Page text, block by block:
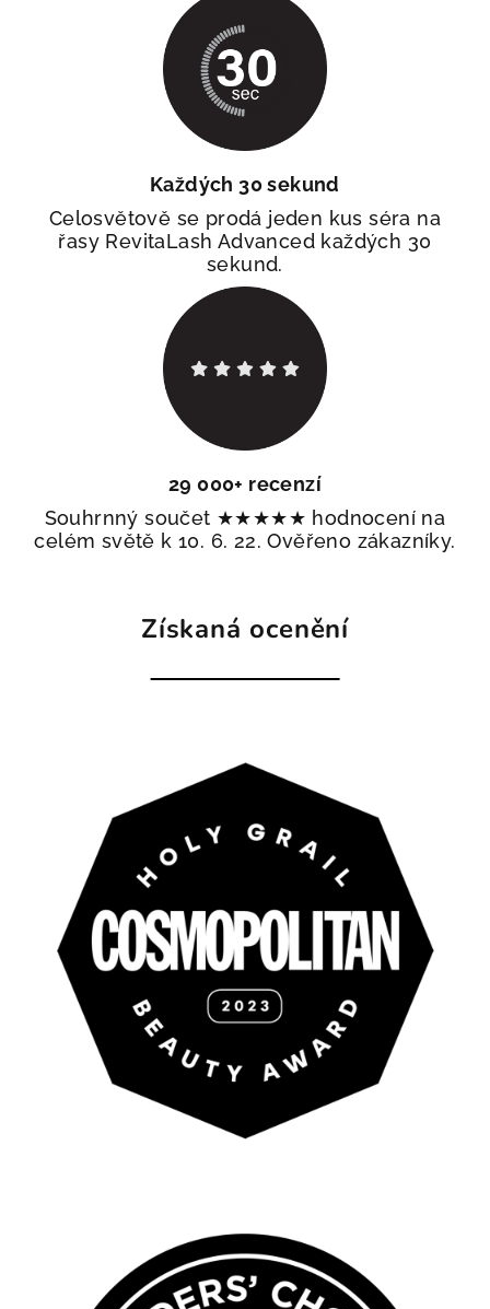
Každých 30 sekund
Celosvětově se prodá jeden kus séra na
řasy RevitaLash Advanced každých 30
sekund.
29 000+ recenzí
Souhrnný součet ★★★★★ hodnocení na
celém světě k 10. 6. 22. Ověřeno zákazníky.
Získaná ocenění